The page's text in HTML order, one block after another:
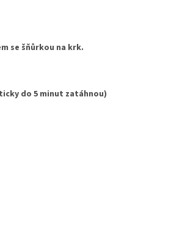
se šňůrkou na krk.
do 5 minut zatáhnou)